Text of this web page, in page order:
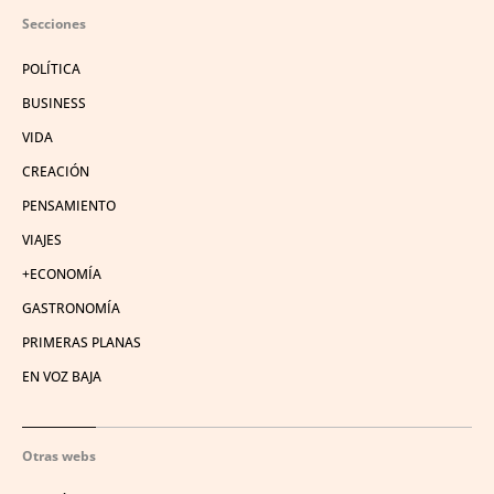
Secciones
POLÍTICA
BUSINESS
VIDA
CREACIÓN
PENSAMIENTO
VIAJES
+ECONOMÍA
GASTRONOMÍA
PRIMERAS PLANAS
EN VOZ BAJA
Otras webs